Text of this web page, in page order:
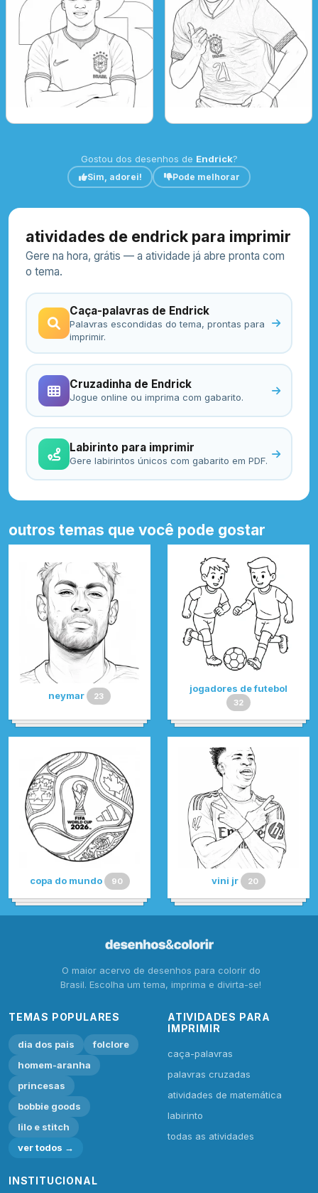
Gostou dos desenhos de Endrick?
Sim, adorei! Pode melhorar
atividades de endrick para imprimir
Gere na hora, grátis — a atividade já abre pronta com
o tema.
Caça-palavras de Endrick
Palavras escondidas do tema, prontas para
imprimir.
Cruzadinha de Endrick
Jogue online ou imprima com gabarito.
Labirinto para imprimir
Gere labirintos únicos com gabarito em PDF.
outros temas que você pode gostar
neymar 23
jogadores de futebol
32
copa do mundo 90 vini jr 20
O maior acervo de desenhos para colorir do
Brasil. Escolha um tema, imprima e divirta-se!
TEMAS POPULARES
dia dos pais
folclore
homem-aranha
princesas
bobbie goods
lilo e stitch
ver todos →
ATIVIDADES PARA
IMPRIMIR
caça-palavras
palavras cruzadas
atividades de matemática
labirinto
todas as atividades
INSTITUCIONAL